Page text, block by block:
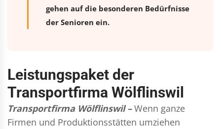
gehen auf die besonderen Bedürfnisse
der Senioren ein.
Leistungspaket der
Transportfirma Wölflinswil
Transportfirma Wölflinswil – Wenn ganze
Firmen und Produktionsstätten umziehen